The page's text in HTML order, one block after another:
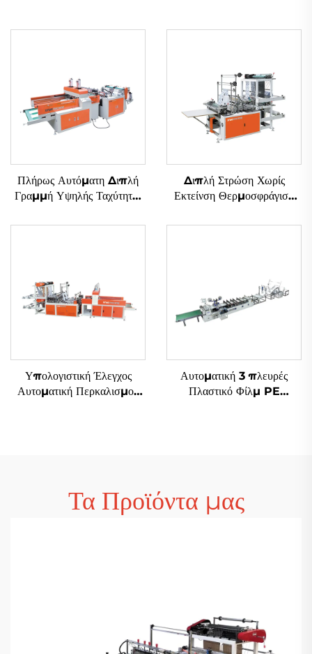
Πλήρως Αυτόματη Διπλή
Γραμμή Υψηλής Ταχύτητας
από Πλαστικά με Εικόνα T-
Διπλή Στρώση Χωρίς
Εκτείνση Θερμοσφράγιση
Φτιάχνουσα Μηχανή
Υπολογιστική Έλεγχος
Αυτοματική Περκαλισμού
Αυτοματική 3 πλευρές
Πλαστικό Φίλμ PE
Τα Προϊόντα μας